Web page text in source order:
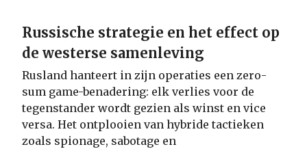
Russische strategie en het effect op
de westerse samenleving
Rusland hanteert in zijn operaties een zero-
sum game-benadering: elk verlies voor de
tegenstander wordt gezien als winst en vice
versa. Het ontplooien van hybride tactieken
zoals spionage, sabotage en